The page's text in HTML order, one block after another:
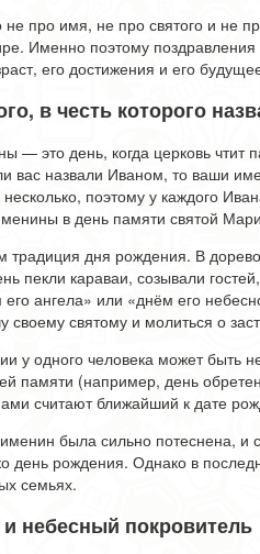
про имя, не про святого и не
Именно поэтому
его достижения и его
в честь которого
это день, когда церковь чтит
вас назвали Иваном, то ваши
поэтому у каждого
в день памяти святой
традиция дня рождения. В
пекли караваи, созывали
ангела» или «днём его
своему святому и молиться о
у одного человека может быть
памяти (например, день
считают ближайший к дате
была сильно потеснена, и
день рождения. Однако в
семьях.
небесный покровитель